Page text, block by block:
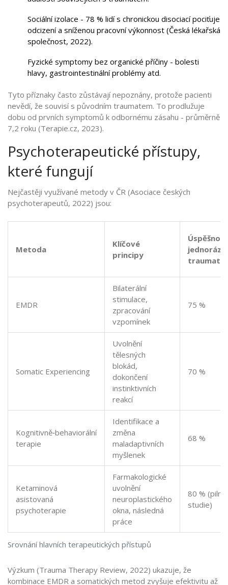
Sociální izolace - 78 % lidí s chronickou disociací pociťuje
odcizení a sníženou pracovní výkonnost (Česká lékařská
společnost, 2022).
Fyzické symptomy bez organické příčiny - bolesti
hlavy, gastrointestinální problémy atd.
Tyto příznaky často zůstávají nepoznány, protože pacienti
nevědí, že souvisí s původním traumatem. To prodlužuje
dobu od prvních symptomů k odbornému zásahu - průměrně
7,2 roku (Terapie.cz, 2023).
Psychoterapeutické přístupy,
které fungují
Nejčastěji využívané metody v ČR (Asociace českých
psychoterapeutů, 2022) jsou:
Srovnání hlavních terapeutických přístupů
Metoda
Klíčové
principy
traumat
EMDR
Bilaterální
stimulace,
zpracování
vzpomínek
75 %
Somatic Experiencing
Uvolnění
tělesných
blokád,
dokončení
instinktivních
reakcí
70 %
Kognitivně‑behaviorální
terapie
Identifikace a
změna
maladaptivních
myšlenek
68 %
Ketaminová
asistovaná
psychoterapie
Farmakologické
uvolnění
neuroplastického
okna, následná
práce
80 % (pilní
studie)
Výzkum (Trauma Therapy Review, 2022) ukazuje, že
kombinace EMDR a somatických metod zvyšuje efektivitu až